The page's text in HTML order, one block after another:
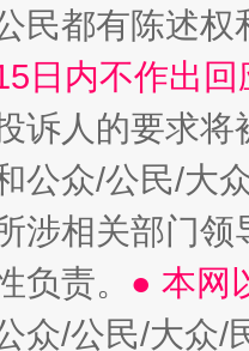
民都有陈述
日内不作出
诉人的要求将
公众/公民/大
涉相关部门
负责。 ● 本网
众/公民/大众